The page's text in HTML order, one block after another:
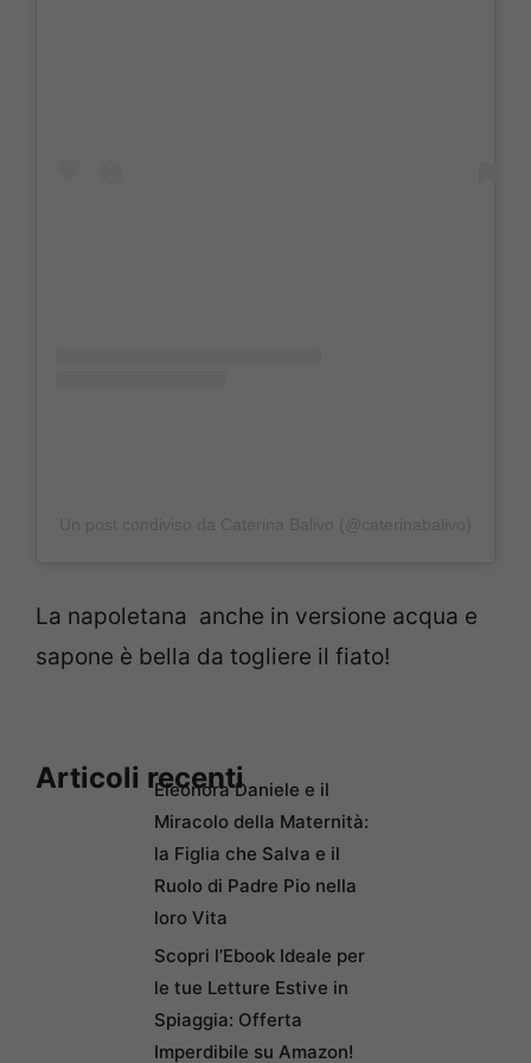
La napoletana anche in versione acqua e
sapone è bella da togliere il fiato!
Articoli recentiEleonora Daniele e il
Miracolo della Maternità:
la Figlia che Salva e il
Ruolo di Padre Pio nella
loro Vita
Scopri l’Ebook Ideale per
le tue Letture Estive in
Spiaggia: Offerta
Imperdibile su Amazon!